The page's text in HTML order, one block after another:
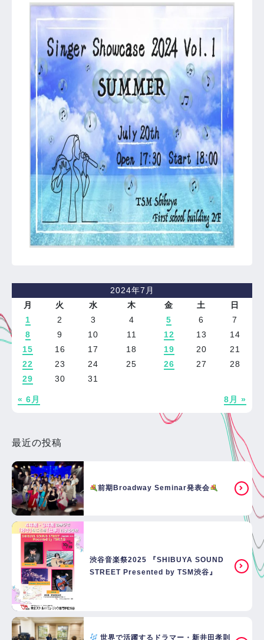
2024年7月
月
火 水 木 金 土 日
« 6月 8月 »
1 2 3 4 5 6
7
8
9 10 11 12 13
14
15
16 17 18 19 20
21
22
23 24 25 26 27
28
29
30 31
最近の投稿
前期Broadway Seminar発表会
渋谷音楽祭2025 『SHIBUYA SOUND
STREET Presented by TSM渋谷』
世界で活躍するドラマー・新井田孝則